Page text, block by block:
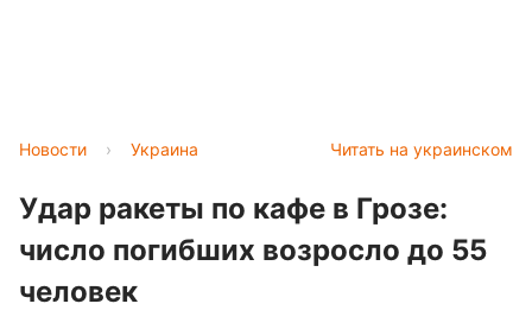
Читать на украинском
Новости › Украина
Удар ракеты по кафе в Грозе:
число погибших возросло до 55
человек